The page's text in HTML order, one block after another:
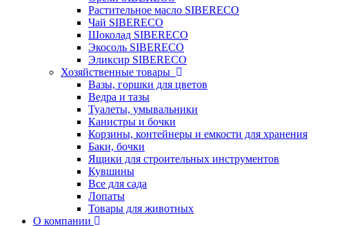
Растительное масло SIBERECO
Чай SIBERECO
Шоколад SIBERECO
Экосоль SIBERECO
Эликсир SIBERECO
Хозяйственные товары
Вазы, горшки для цветов
Ведра и тазы
Туалеты, умывальники
Канистры и бочки
Корзины, контейнеры и емкости для хранения
Баки, бочки
Ящики для строительных инструментов
Кувшины
Все для сада
Лопаты
Товары для животных
О компании